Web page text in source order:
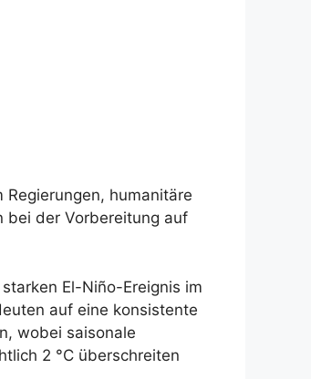
humanitäre
bei der Vorbereitung auf
El-Niño-Ereignis im
auf eine konsistente
wobei saisonale
2 °C überschreiten